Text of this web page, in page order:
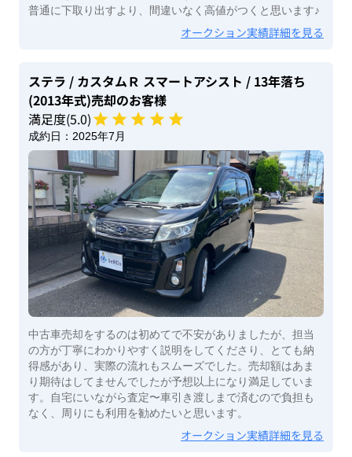
普通に下取り出すより、間違いなく高値がつくと思います♪
オークション実績詳細を見る
ステラ / カスタムＲ スマートアシスト / 13年落ち
(2013年式)売却のお客様
満足度(5.0)
成約日： 2025年7月
中古車売却をするのは初めてで不安がありましたが、担当
の方が丁寧にわかりやすく説明をしてくださり、とても納
得感があり、実際の流れもスムーズでした。売却額はあま
り期待はしてませんでしたが予想以上になり満足していま
す。自宅にいながら査定〜車引き渡しまで済むので負担も
なく、周りにも利用を勧めたいと思います。
オークション実績詳細を見る